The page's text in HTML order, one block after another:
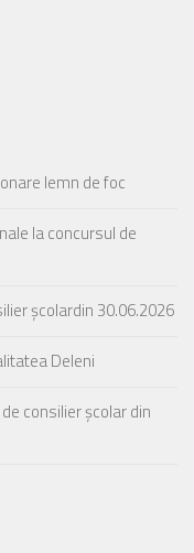
lemn de foc
la concursul de
școlardin 30.06.2026
Deleni
consilier școlar din